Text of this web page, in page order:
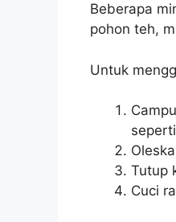
Beberapa
pohon teh,
Untuk
Tutup
Cuci